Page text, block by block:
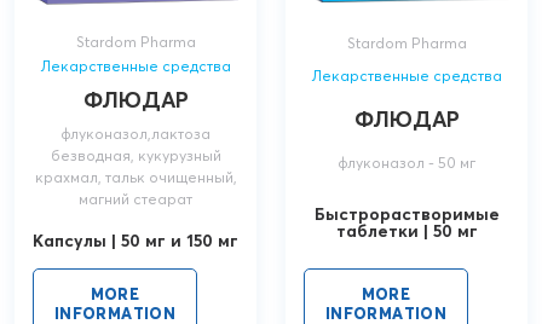
Stardom Pharma
Лекарственные средства
ФЛЮДАР
флуконазол,лактоза
безводная, кукурузный
крахмал, тальк очищенный,
магний стеарат
Капсулы | 50 мг и 150 мг
MORE
INFORMATION
Stardom Pharma
Лекарственные средства
ФЛЮДАР
флуконазол - 50 мг
Быстрорастворимые
таблетки | 50 мг
MORE
INFORMATION